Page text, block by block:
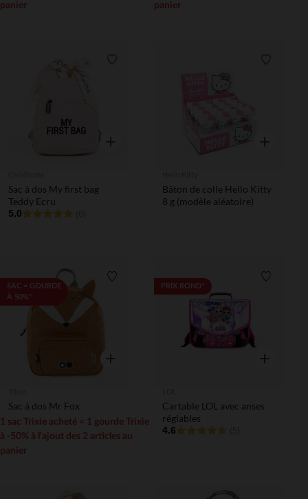
panier
panier
Aperçu rapide
Sac à dos My first bag
Teddy Ecru
5.0
Aperçu
Bâton de colle Hello Kitty
8 g (modèle aléatoire)
SAC = GOURDE
À 50%*
Liste de souhaits
Aperçu rapide
Sac à dos Mr Fox
1 sac Trixie acheté = 1 gourde Trixie
à -50% à l'ajout des 2 articles au
panier
PRIX ROND*
Aperçu
Cartable LOL avec anses
réglables
4.6